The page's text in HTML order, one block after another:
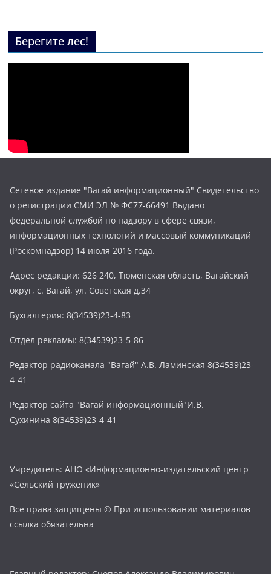
Берегите лес!
Сетевое издание "Вагай информационный" Свидетельство
о регистрации СМИ ЭЛ № ФС77-66491 Выдано
федеральной службой по надзору в сфере связи,
информационных технологий и массовый коммуникаций
(Роскомнадзор) 14 июля 2016 года.
Адрес редакции: 626 240, Тюменская область, Вагайский
округ, с. Вагай, ул. Советская д.34
Бухгалтерия: 8(34539)23-4-83
Отдел рекламы: 8(34539)23-5-86
Редактор радиоканала "Вагай" А.В. Ламинская 8(34539)23-
4-41
Редактор сайта "Вагай информационный"И.В.
Сухинина 8(34539)23-4-41
Учредитель: АНО «Информационно-издательский центр
«Сельский труженик»
Все права защищены © При использовании материалов
ссылка обязательна